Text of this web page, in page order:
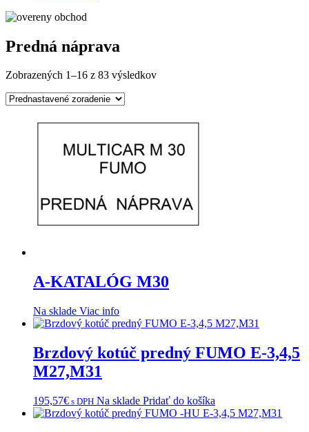
Predná náprava
Zobrazených 1–16 z 83 výsledkov
A-KATALÓG M30
Na sklade Viac info
Brzdový kotúč predný FUMO E-3,4,5
M27,M31
195,57€ s DPH Na sklade Pridať do košíka